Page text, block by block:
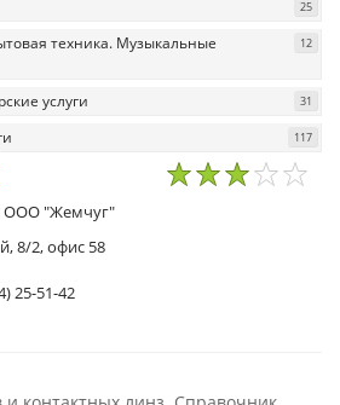
25
техника. Музыкальные
12
услуги 31
117
ООО "Жемчуг"
8/2, офис 58
25-51-42